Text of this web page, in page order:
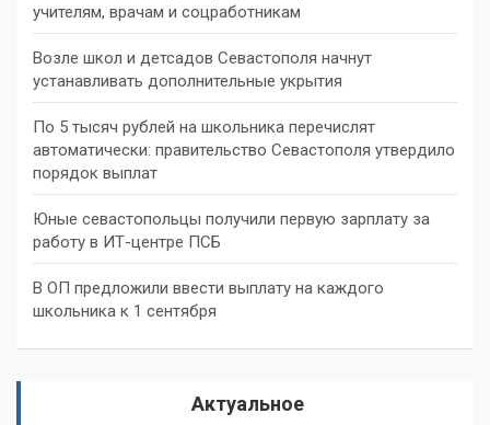
учителям, врачам и соцработникам
Возле школ и детсадов Севастополя начнут
устанавливать дополнительные укрытия
По 5 тысяч рублей на школьника перечислят
автоматически: правительство Севастополя утвердило
порядок выплат
Юные севастопольцы получили первую зарплату за
работу в ИТ-центре ПСБ
В ОП предложили ввести выплату на каждого
школьника к 1 сентября
Актуальное